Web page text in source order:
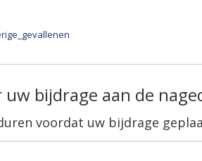
bijdrage aan de
voordat uw bijdrage